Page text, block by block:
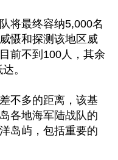
将最终容纳5,000名
慑和探测该地区威
前不到100人，其余
。
不多的距离，该基
各地海军陆战队的
岛屿，包括重要的